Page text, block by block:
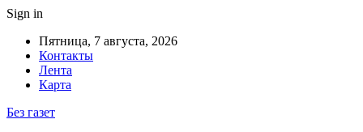
Sign in
Пятница, 7 августа, 2026
Контакты
Лента
Карта
Без газет